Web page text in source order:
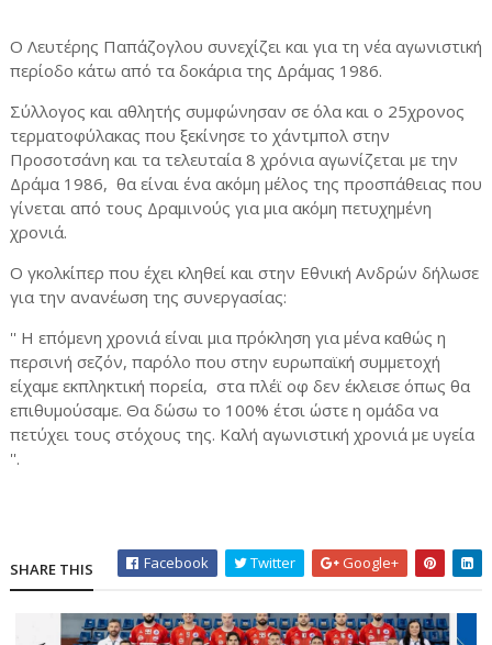
Ο Λευτέρης Παπάζογλου συνεχίζει και για τη νέα αγωνιστική
περίοδο κάτω από τα δοκάρια της Δράμας 1986.
Σύλλογος και αθλητής συμφώνησαν σε όλα και ο 25χρονος
τερματοφύλακας που ξεκίνησε το χάντμπολ στην
Προσοτσάνη και τα τελευταία 8 χρόνια αγωνίζεται με την
Δράμα 1986, θα είναι ένα ακόμη μέλος της προσπάθειας που
γίνεται από τους Δραμινούς για μια ακόμη πετυχημένη
χρονιά.
Ο γκολκίπερ που έχει κληθεί και στην Εθνική Ανδρών δήλωσε
για την ανανέωση της συνεργασίας:
'' Η επόμενη χρονιά είναι μια πρόκληση για μένα καθώς η
περσινή σεζόν, παρόλο που στην ευρωπαϊκή συμμετοχή
είχαμε εκπληκτική πορεία, στα πλέϊ οφ δεν έκλεισε όπως θα
επιθυμούσαμε. Θα δώσω το 100% έτσι ώστε η ομάδα να
πετύχει τους στόχους της. Καλή αγωνιστική χρονιά με υγεία
''.
SHARE THIS Facebook Twitter Google+